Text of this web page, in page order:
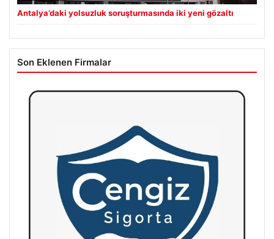
Antalya’daki yolsuzluk soruşturmasında iki yeni gözaltı
Son Eklenen Firmalar